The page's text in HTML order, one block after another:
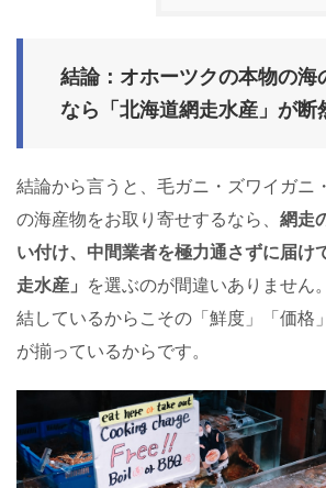
結論：オホーツクの本物の海
なら「北海道網走水産」が断
結論から言うと、毛ガニ・ズワイガニ
の海産物をお取り寄せするなら、 網走
い付け、中間業者を極力通さずに届け
走水産」
を選ぶのが間違いありません
結しているからこその「鮮度」「価格
が揃っているからです。